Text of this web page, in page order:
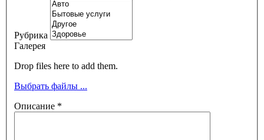
Рубрика
Галерея
Drop files here to add them.
Выбрать файлы ...
Описание *